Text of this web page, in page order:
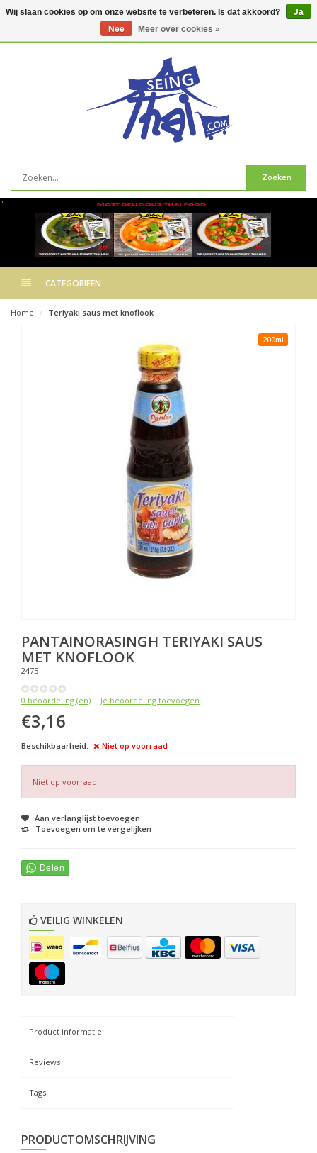
Zoeken
"
CATEGORIEËN
Home Teriyaki saus met knoflook
200ml
PANTAINORASINGH TERIYAKI SAUS
MET KNOFLOOK
2475
0 beoordeling (en) | Je beoordeling toevoegen
€3,16
Beschikbaarheid: Niet op voorraad
Niet op voorraad
Aan verlanglijst toevoegen
Toevoegen om te vergelijken
VEILIG WINKELEN
Product informatie
Reviews
Tags
PRODUCTOMSCHRIJVING
Wij slaan cookies op om onze website te verbeteren. Is dat akkoord?
Ja
Nee
Meer over cookies »